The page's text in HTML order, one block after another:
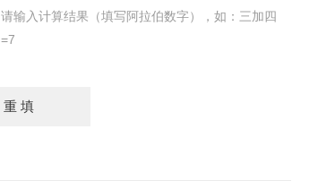
请输入计算结果（填写阿拉伯数字），如：三加四
=7